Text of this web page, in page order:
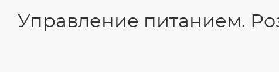
Управление питанием.